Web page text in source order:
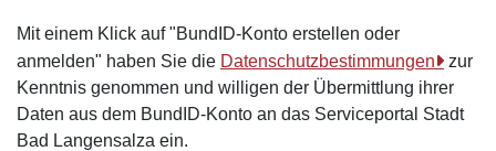
Mit einem Klick auf "BundID-Konto erstellen oder
anmelden" haben Sie die Datenschutzbestimmungen
zur
Kenntnis genommen und willigen der Übermittlung ihrer
Daten aus dem BundID-Konto an das Serviceportal Stadt
Bad Langensalza ein.